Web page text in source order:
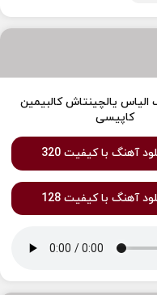
الیاس یالچینتاش کالبیمین
کاپیسی
آهنگ با کیفیت 320
آهنگ با کیفیت 128